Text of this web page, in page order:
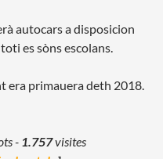
autocars a disposicion
es sòns escolans.
era primauera deth 2018.
- 1.757visites